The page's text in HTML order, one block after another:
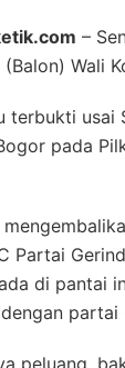
–
(Balon) Wali
terbukti usai
pada
Partai
di pantai
partai
peluang,